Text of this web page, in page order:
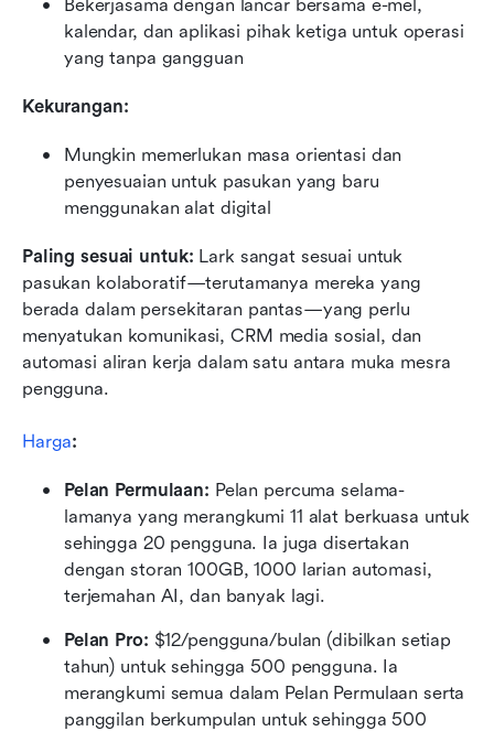
Bekerjasama dengan lancar bersama e-mel,
kalendar, dan aplikasi pihak ketiga untuk operasi
yang tanpa gangguan
Kekurangan:
Mungkin memerlukan masa orientasi dan
penyesuaian untuk pasukan yang baru
menggunakan alat digital
Paling sesuai untuk: Lark sangat sesuai untuk
pasukan kolaboratif—terutamanya mereka yang
berada dalam persekitaran pantas—yang perlu
menyatukan komunikasi, CRM media sosial, dan
automasi aliran kerja dalam satu antara muka mesra
pengguna.
Harga:
Pelan Permulaan: Pelan percuma selama-
lamanya yang merangkumi 11 alat berkuasa untuk
sehingga 20 pengguna. Ia juga disertakan
dengan storan 100GB, 1000 larian automasi,
terjemahan AI, dan banyak lagi.
Pelan Pro: $12/pengguna/bulan (dibilkan setiap
tahun) untuk sehingga 500 pengguna. Ia
merangkumi semua dalam Pelan Permulaan serta
panggilan berkumpulan untuk sehingga 500